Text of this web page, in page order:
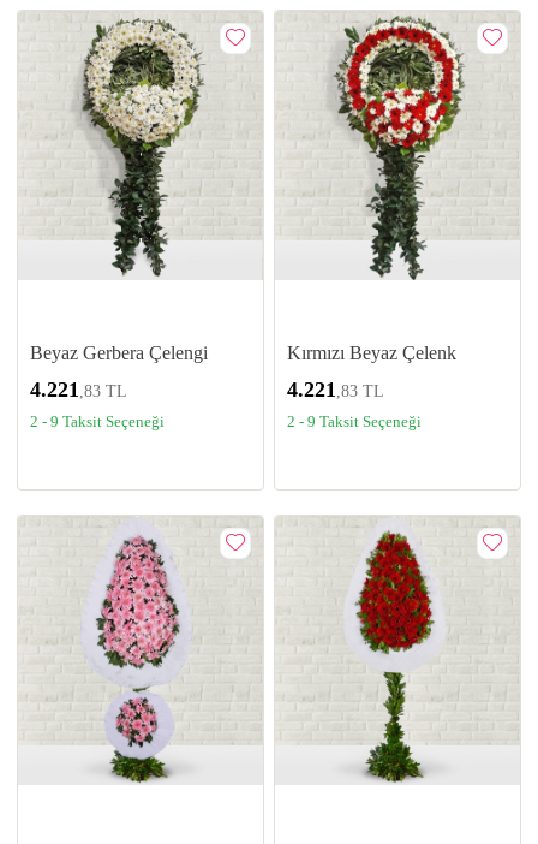
Beyaz Gerbera Çelengi
4.221,83 TL
2 - 9 Taksit Seçeneği
Kırmızı Beyaz Çelenk
4.221,83 TL
2 - 9 Taksit Seçeneği